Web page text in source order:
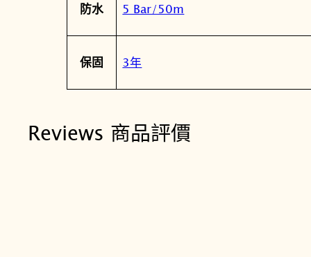
防水 5 Bar/50m
保固 3年
Reviews 商品評價